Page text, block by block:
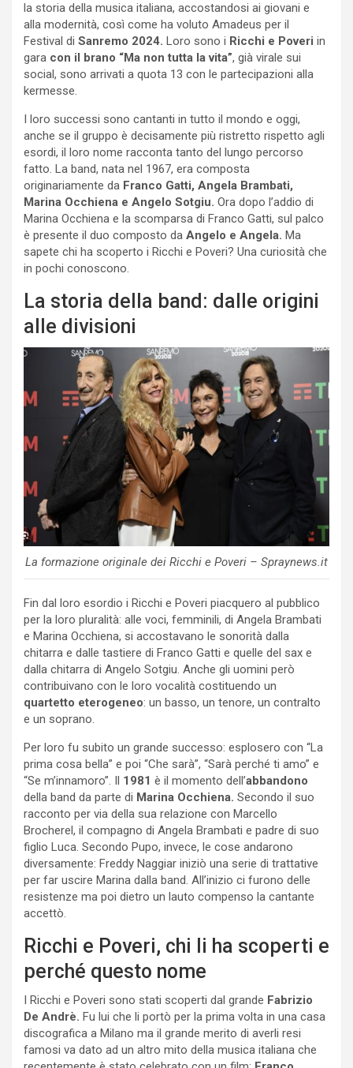
la storia della musica italiana, accostandosi ai giovani e
alla modernità, così come ha voluto Amadeus per il
Festival di Sanremo 2024. Loro sono i Ricchi e Poveri in
gara con il brano “Ma non tutta la vita”, già virale sui
social, sono arrivati a quota 13 con le partecipazioni alla
kermesse.
I loro successi sono cantanti in tutto il mondo e oggi,
anche se il gruppo è decisamente più ristretto rispetto agli
esordi, il loro nome racconta tanto del lungo percorso
fatto. La band, nata nel 1967, era composta
originariamente da Franco Gatti, Angela Brambati,
Marina Occhiena e Angelo Sotgiu. Ora dopo l’addio di
Marina Occhiena e la scomparsa di Franco Gatti, sul palco
è presente il duo composto da Angelo e Angela. Ma
sapete chi ha scoperto i Ricchi e Poveri? Una curiosità che
in pochi conoscono.
La storia della band: dalle origini
alle divisioni
La formazione originale dei Ricchi e Poveri – Spraynews.it
Fin dal loro esordio i Ricchi e Poveri piacquero al pubblico
per la loro pluralità: alle voci, femminili, di Angela Brambati
e Marina Occhiena, si accostavano le sonorità dalla
chitarra e dalle tastiere di Franco Gatti e quelle del sax e
dalla chitarra di Angelo Sotgiu. Anche gli uomini però
contribuivano con le loro vocalità costituendo un
quartetto eterogeneo: un basso, un tenore, un contralto
e un soprano.
Per loro fu subito un grande successo: esplosero con “La
prima cosa bella” e poi “Che sarà”, “Sarà perché ti amo” e
“Se m’innamoro”. Il 1981 è il momento dell’abbandono
della band da parte di Marina Occhiena. Secondo il suo
racconto per via della sua relazione con Marcello
Brocherel, il compagno di Angela Brambati e padre di suo
figlio Luca. Secondo Pupo, invece, le cose andarono
diversamente: Freddy Naggiar iniziò una serie di trattative
per far uscire Marina dalla band. All’inizio ci furono delle
resistenze ma poi dietro un lauto compenso la cantante
accettò.
Ricchi e Poveri, chi li ha scoperti e
perché questo nome
I Ricchi e Poveri sono stati scoperti dal grande Fabrizio
De Andrè. Fu lui che li portò per la prima volta in una casa
discografica a Milano ma il grande merito di averli resi
famosi va dato ad un altro mito della musica italiana che